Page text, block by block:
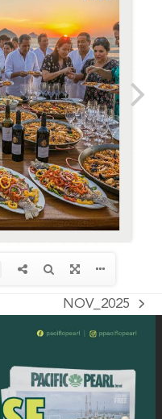
NOV_2025